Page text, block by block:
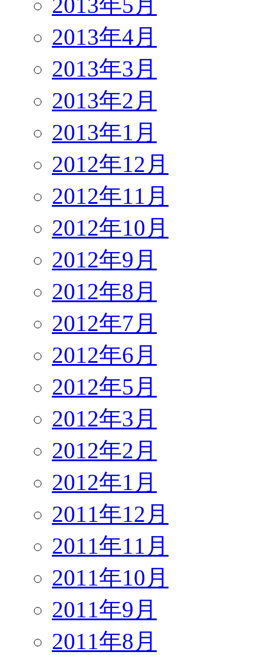
2013年5月
2013年4月
2013年3月
2013年2月
2013年1月
2012年12月
2012年11月
2012年10月
2012年9月
2012年8月
2012年7月
2012年6月
2012年5月
2012年3月
2012年2月
2012年1月
2011年12月
2011年11月
2011年10月
2011年9月
2011年8月